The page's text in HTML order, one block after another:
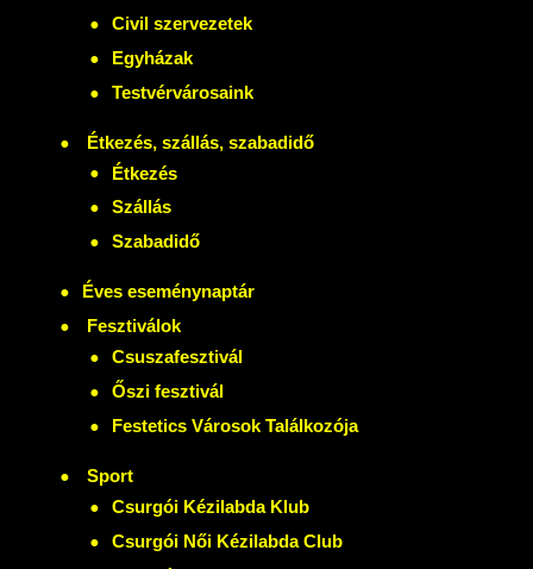
Civil szervezetek
Egyházak
Testvérvárosaink
Étkezés, szállás, szabadidő
Étkezés
Szállás
Szabadidő
Éves eseménynaptár
Fesztiválok
Csuszafesztivál
Őszi fesztivál
Festetics Városok Találkozója
Sport
Csurgói Kézilabda Klub
Csurgói Női Kézilabda Club